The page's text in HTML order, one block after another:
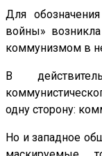
Для
войны»
коммунизмом в
В
одну сторону:
Но и западное